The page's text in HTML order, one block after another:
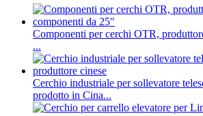
Componenti per cerchi OTR,
...
Cerchio industriale per sollevatore
prodotto in Cina...